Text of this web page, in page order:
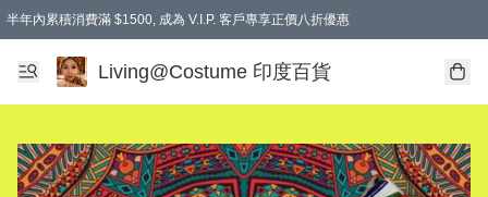
半年內累積消費滿 $1500, 成為 V.I.P. 客戶專享正價八折優惠
滿$600免本地運費
Living@Costume 印度百貨